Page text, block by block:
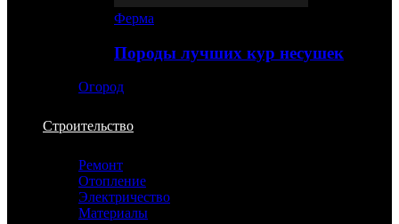
Ферма
Породы лучших кур несушек
Огород
Строительство
Ремонт
Отопление
Электричество
Материалы